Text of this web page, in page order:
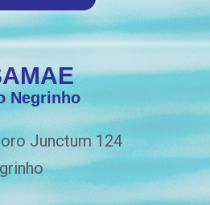
Negrinho
Junctum 124